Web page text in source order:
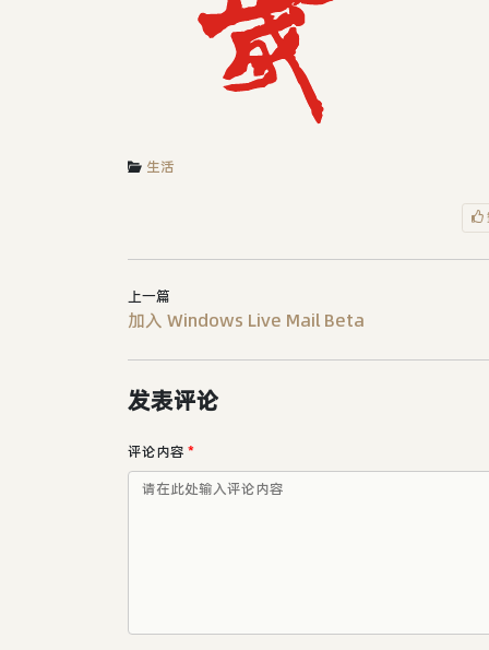
生活
上一篇
加入 Windows Live Mail Beta
发表评论
评论内容 *